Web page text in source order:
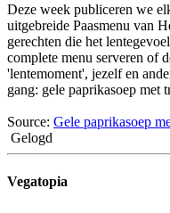
Deze week publiceren we
uitgebreide Paasmenu van
gerechten die het
complete menu serveren of
'lentemoment', jezelf en
gang: gele paprikasoep met
Source: Gele paprikasoep
Gelogd
Vegatopia